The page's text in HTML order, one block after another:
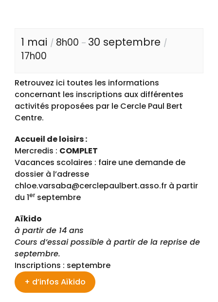
1 mai / 8h00 – 30 septembre /
17h00
Retrouvez ici toutes les informations
concernant les inscriptions aux différentes
activités proposées par le Cercle Paul Bert
Centre.
Accueil de loisirs :
Mercredis : COMPLET
Vacances scolaires : faire une demande de
dossier à l’adresse
chloe.varsaba@cerclepaulbert.asso.fr à partir
du 1er septembre
Aïkido
à partir de 14 ans
Cours d’essai possible à partir de la reprise de
septembre.
Inscriptions : septembre
+ d’infos Aïkido